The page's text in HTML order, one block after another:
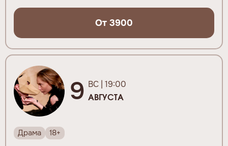
От 3900
9 ВС | 19:00
АВГУСТА
Драма 18+